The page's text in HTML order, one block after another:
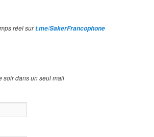
réel surt.me/SakerFrancophone
soir dans un seul mail